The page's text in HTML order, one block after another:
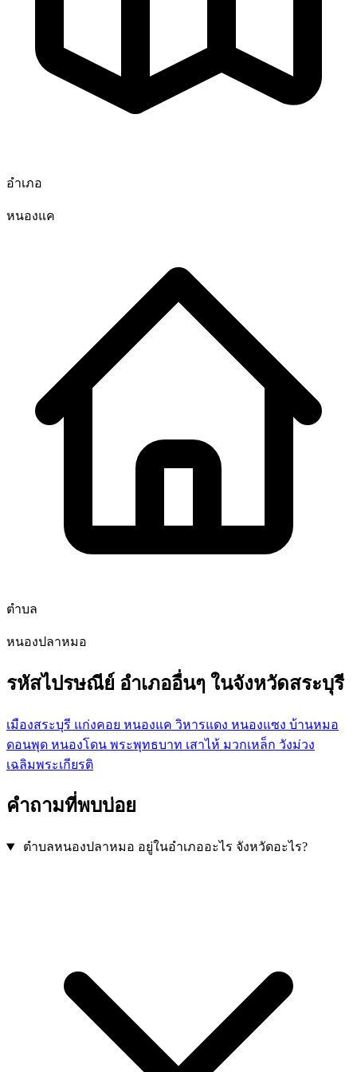
อำเภอ
หนองแค
ตำบล
หนองปลาหมอ
รหัสไปรษณีย์ อำเภออื่นๆ ในจังหวัดสระบุรี
เมืองสระบุรี แก่งคอย หนองแค วิหารแดง หนองแซง บ้านหมอ
ดอนพุด หนองโดน พระพุทธบาท เสาไห้ มวกเหล็ก วังม่วง
เฉลิมพระเกียรติ
คำถามที่พบบ่อย
ตำบลหนองปลาหมอ อยู่ในอำเภออะไร จังหวัดอะไร?